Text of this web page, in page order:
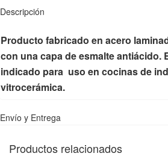
Descripción
Producto fabricado en acero
con una capa de esmalte antiácido.
indicado para uso en cocinas de
vitrocerámica.
Envío y Entrega
Productos relacionados